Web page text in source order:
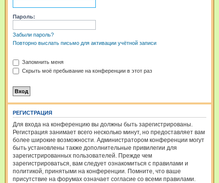
Пароль:
Забыли пароль?
Повторно выслать письмо для активации учётной записи
Запомнить меня
Скрыть моё пребывание на конференции в этот раз
РЕГИСТРАЦИЯ
Для входа на конференцию вы должны быть зарегистрированы.
Регистрация занимает всего несколько минут, но предоставляет вам
более широкие возможности. Администратором конференции могут
быть установлены также дополнительные привилегии для
зарегистрированных пользователей. Прежде чем
зарегистрироваться, вам следует ознакомиться с правилами и
политикой, принятыми на конференции. Помните, что ваше
присутствие на форумах означает согласие со всеми правилами.